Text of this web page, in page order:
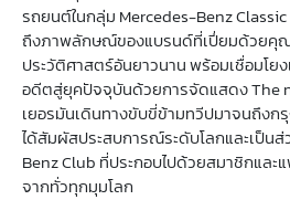
รถยนต์ในกลุ่ม Mercedes-Benz
ถึงภาพลักษณ์ของแบรนด์ที่เปี่ยมด้วยคุ
ประวัติศาสตร์อันยาวนาน พร้อมเชื่อมโยง
อดีตสู่ยุคปัจจุบันด้วยการจัดแสดง The
เยอรมันเดินทางขับขี่ข้ามทวีปมาจนถึงก
ได้สัมผัสประสบการณ์ระดับโลกและเป็น
Benz Club ที่ประกอบไปด้วยสมาชิกและ
จากทั่วทุกมุมโลก